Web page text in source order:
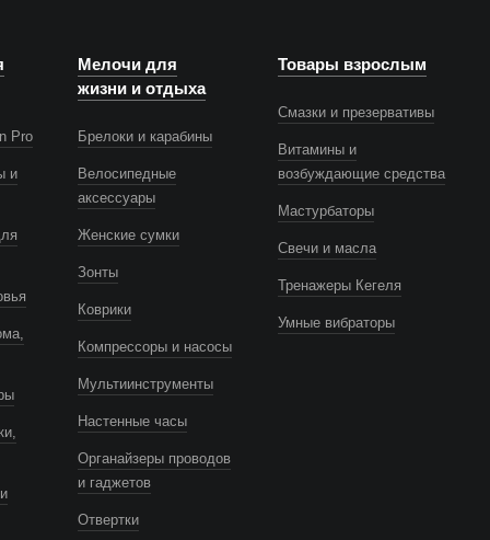
Pro
и
Мелочи для
жизни и отдыха
Брелоки и карабины
Велосипедные
аксессуары
Женские сумки
Зонты
Коврики
Компрессоры и насосы
Мультиинструменты
Настенные часы
Органайзеры проводов
и гаджетов
Отвертки
Товары взрослым
Смазки и презервативы
Витамины и
возбуждающие средства
Мастурбаторы
Свечи и масла
Тренажеры Кегеля
Умные вибраторы